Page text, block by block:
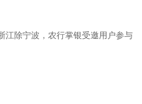
江除宁波，农行掌银受邀用户参与